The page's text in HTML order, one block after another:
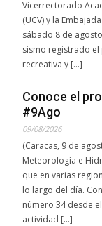
Vicerrectorado
(UCV) y la
sábado 8 de
sismo registrado
recreativa y […]
Conoce el
#9Ago
09/08/2026
(Caracas, 9 de
Meteorología e
que en varias
lo largo del día.
número 34 desde
actividad […]